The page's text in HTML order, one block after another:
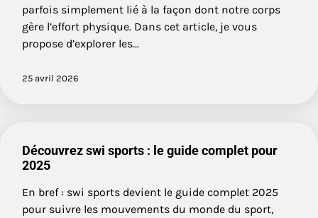
parfois simplement lié à la façon dont notre corps
gère l’effort physique. Dans cet article, je vous
propose d’explorer les…
25 avril 2026
Découvrez swi sports : le guide complet pour
2025
En bref : swi sports devient le guide complet 2025
pour suivre les mouvements du monde du sport,